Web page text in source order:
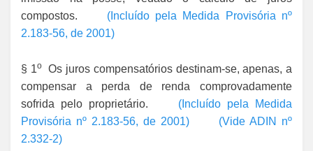
compostos. (Incluído pela Medida Provisória nº
2.183-56, de 2001)
§ 1oOs juros compensatórios destinam-se, apenas, a
compensar a perda de renda comprovadamente
sofrida pelo proprietário. (Incluído pela Medida
Provisória nº 2.183-56, de 2001)
(Vide ADIN nº
2.332-2)